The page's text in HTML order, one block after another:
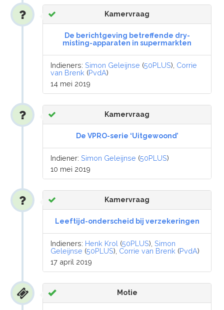
Kamervraag
De berichtgeving betreffende dry-
misting-apparaten in supermarkten
Indieners:Simon Geleijnse (50PLUS), Corrie
van Brenk (PvdA)
14 mei 2019
Kamervraag
De VPRO-serie ‘Uitgewoond’
Indiener:Simon Geleijnse (50PLUS)
10 mei 2019
Kamervraag
Leeftijd-onderscheid bij verzekeringen
Indieners: Henk Krol (50PLUS),Simon
Geleijnse (50PLUS), Corrie van Brenk (PvdA)
17 april 2019
Motie